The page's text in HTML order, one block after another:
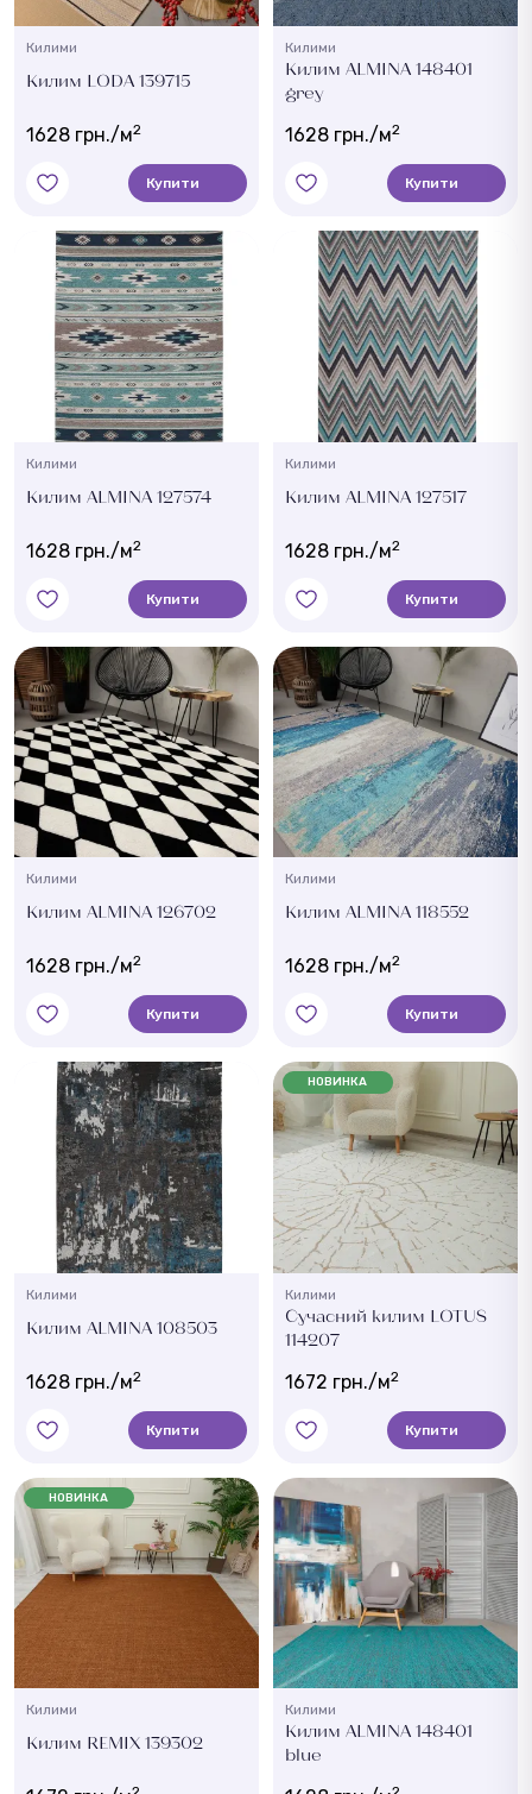
Килими
Килим LODA 139715
1628 грн./м2
Купити
Килими
Килим ALMINA 148401
grey
1628 грн./м2
Купити
Килими
Килим ALMINA 127574
1628 грн./м2
Купити
Килими
Килим ALMINA 127517
1628 грн./м2
Купити
Килими
Килим ALMINA 126702
1628 грн./м2
Купити
Килими
Килим ALMINA 118552
1628 грн./м2
Купити
Килими
Килим ALMINA 108503
1628 грн./м2
Купити
НОВИНКА
Килими
Сучасний килим LOTUS
114207
1672 грн./м2
Купити
НОВИНКА
Килими
Килим REMIX 139302
Килими
Килим ALMINA 148401
blue